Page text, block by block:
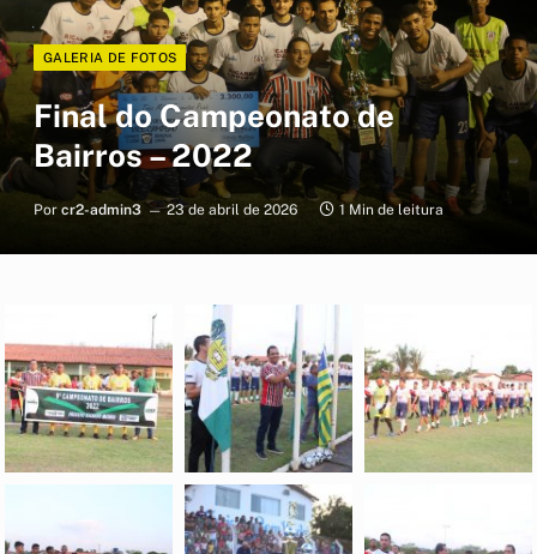
GALERIA DE FOTOS
Final do Campeonato de
Bairros – 2022
Por cr2-admin3 23 de abril de 2026 1 Min de leitura